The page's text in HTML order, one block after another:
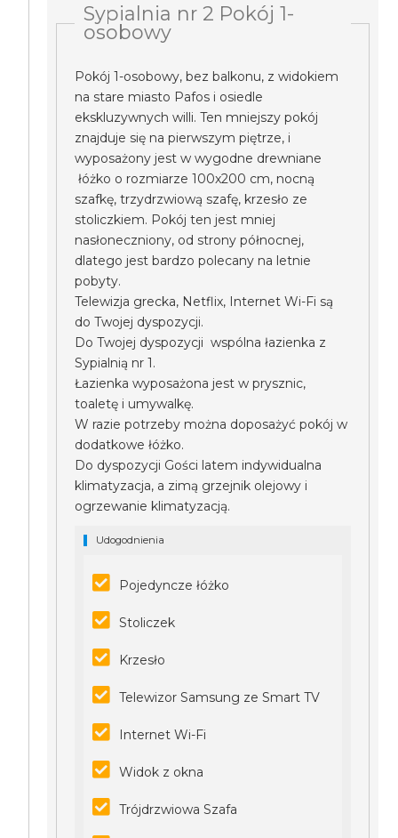
Sypialnia nr 2 Pokój 1-
osobowy
Pokój 1-osobowy, bez balkonu, z widokiem
na stare miasto Pafos i osiedle
ekskluzywnych willi. Ten mniejszy pokój
znajduje się na pierwszym piętrze, i
wyposażony jest w wygodne drewniane
łóżko o rozmiarze 100x200 cm, nocną
szafkę, trzydrzwiową szafę, krzesło ze
stoliczkiem. Pokój ten jest mniej
nasłoneczniony, od strony północnej,
dlatego jest bardzo polecany na letnie
pobyty.
Telewizja grecka, Netflix, Internet Wi-Fi są
do Twojej dyspozycji.
Do Twojej dyspozycji wspólna łazienka z
Sypialnią nr 1.
Łazienka wyposażona jest w prysznic,
toaletę i umywalkę.
W razie potrzeby można doposażyć pokój w
dodatkowe łóżko.
Do dyspozycji Gości latem indywidualna
klimatyzacja, a zimą grzejnik olejowy i
ogrzewanie klimatyzacją.
Udogodnienia
Pojedyncze łóżko
Stoliczek
Krzesło
Telewizor Samsung ze Smart TV
Internet Wi-Fi
Widok z okna
Trójdrzwiowa Szafa